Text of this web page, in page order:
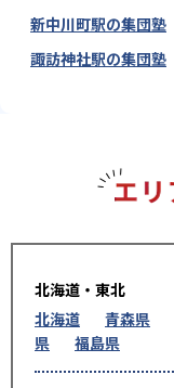
新中川町駅の集団塾
諏訪神社駅の集団塾
北海道・東北
北海道
青森県
県
福島県